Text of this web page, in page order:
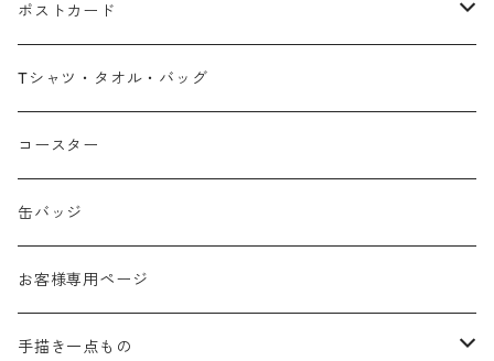
ポストカード
広島弁
春
夏
秋
冬
Tシャツ・タオル・バッグ
コースター
缶バッジ
お客様専用ページ
手描き一点もの